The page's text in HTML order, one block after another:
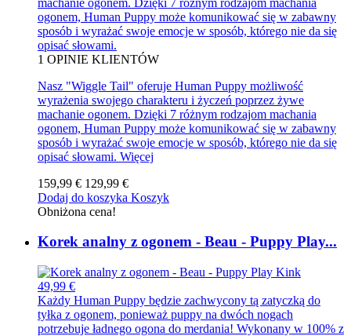
ogonem, Human Puppy może komunikować się w zabawny
sposób i wyrażać swoje emocje w sposób, którego nie da się
opisać słowami.
1 OPINIE KLIENTÓW
Nasz "Wiggle Tail" oferuje Human Puppy możliwość
wyrażenia swojego charakteru i życzeń poprzez żywe
machanie ogonem. Dzięki 7 różnym rodzajom machania
ogonem, Human Puppy może komunikować się w zabawny
sposób i wyrażać swoje emocje w sposób, którego nie da się
opisać słowami. Więcej
159,99 € 129,99 €
Dodaj do koszyka Koszyk
Obniżona cena!
Korek analny z ogonem - Beau - Puppy Play...
49,99 €
Każdy Human Puppy będzie zachwycony tą zatyczką do
tyłka z ogonem, ponieważ puppy na dwóch nogach
potrzebuje ładnego ogona do merdania! Wykonany w 100% z